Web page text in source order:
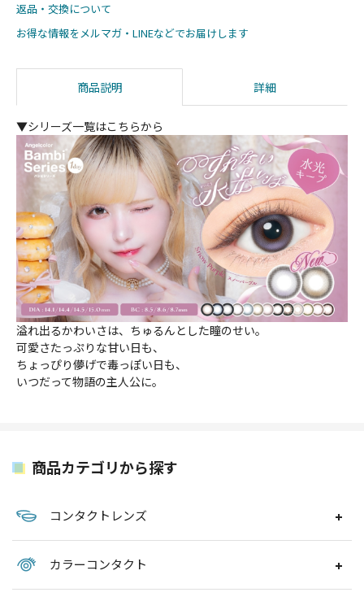
返品・交換について
お得な情報をメルマガ・LINEなどでお届けします
商品説明 詳細
▼シリーズ一覧はこちらから
溢れ出るかわいさは、ちゅるんとした瞳のせい。
可愛さたっぷりな甘い日も、
ちょっぴり儚げで毒っぽい日も、
いつだって物語の主人公に。
商品カテゴリから探す
コンタクトレンズ
カラーコンタクト